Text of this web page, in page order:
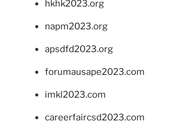
hkhk2023.org
napm2023.org
apsdfd2023.org
forumausape2023.com
imkl2023.com
careerfaircsd2023.com